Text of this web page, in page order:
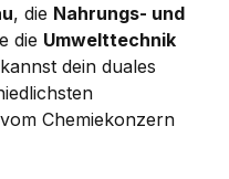
, die Nahrungs- und
die Umwelttechnik
dein duales
Chemiekonzern